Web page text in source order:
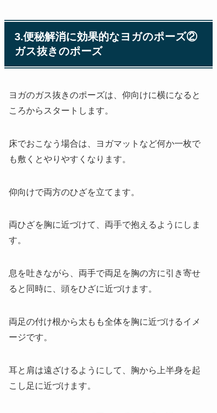
3.便秘解消に効果的なヨガのポーズ②
ガス抜きのポーズ
ヨガのガス抜きのポーズは、仰向けに横になると
ころからスタートします。
床でおこなう場合は、ヨガマットなど何か一枚で
も敷くとやりやすくなります。
仰向けで両方のひざを立てます。
両ひざを胸に近づけて、両手で抱えるようにしま
す。
息を吐きながら、両手で両足を胸の方に引き寄せ
ると同時に、頭をひざに近づけます。
両足の付け根から太もも全体を胸に近づけるイメ
ージです。
耳と肩は遠ざけるようにして、胸から上半身を起
こし足に近づけます。